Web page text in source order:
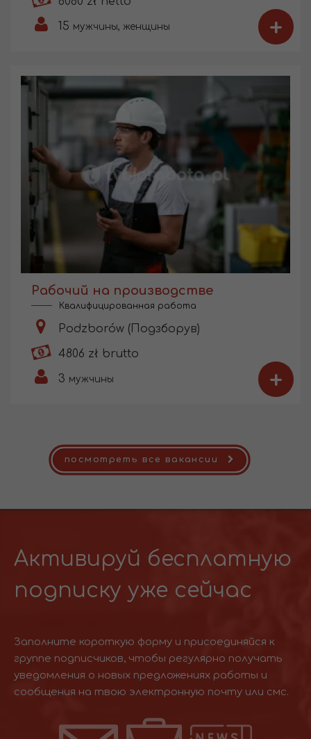
15 мужчины, женщины +
Рабочий на производстве
Квалифицированная работа
Podzborów (Подзборув)
4806 zł brutto
3 мужчины +
посмотреть все вакансии
Активируй бесплатную
подписку уже сейчас
Заполните короткую форму и присоединяйся к
группе подписчиков, чтобы регулярно получать
уведомления о новых предложениях работы и
сообщения на твою электронную почту или смс.